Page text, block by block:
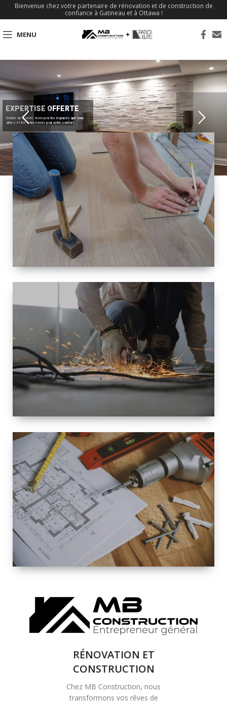
Bienvenue chez votre partenaire de rénovation et de construction de
confiance à Gatineau et à Ottawa !
MENU
EXPERTISE OFFERTE
Donner vie à votre vision pour les espaces que vous
aimez et les transformer pour votre confort.
TAILLE
PETITE À
GRANDE
RÉNOVATION
ESPACE
RÉNOVATION
INTÉRIEURE ET
EXTÉRIEURE
SOLUTIONS DE
RÉNOVATION
COMPLÈTE
RÉNOVATION ET
CONSTRUCTION
Chez MB Construction, nous
transformons vos rêves de